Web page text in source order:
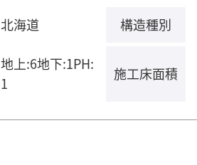
北海道 構造種別
地上:6地下:1PH:
1
施工床面積